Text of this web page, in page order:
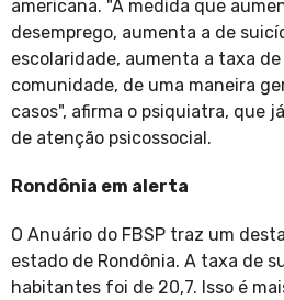
americana. "À medida que
desemprego, aumenta a de
escolaridade, aumenta a taxa
comunidade, de uma maneira
casos", afirma o psiquiatra, que
de atenção psicossocial.
Rondônia em alerta
O Anuário do FBSP traz um
estado de Rondônia. A taxa de
habitantes foi de 20,7. Isso é